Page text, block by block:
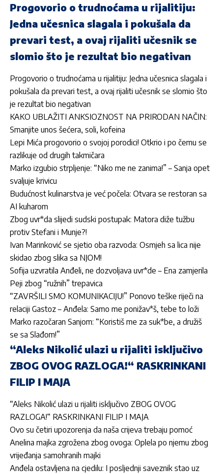
Progovorio o trudnoćama u rijalitiju:
Jedna učesnica slagala i pokušala da
prevari test, a ovaj rijaliti učesnik se
slomio što je rezultat bio negativan
Progovorio o trudnoćama u rijalitiju: Jedna učesnica slagala i
pokušala da prevari test, a ovaj rijaliti učesnik se slomio što
je rezultat bio negativan
KAKO UBLAŽITI ANKSIOZNOST NA PRIRODAN NAČIN:
Smanjite unos šećera, soli, kofeina
Lepi Mića progovorio o svojoj porodici! Otkrio i po čemu se
razlikuje od drugih takmičara
Marko izgubio strpljenje: “Niko me ne zanima!” – Sanja opet
svaljuje krivicu
Budućnost kulinarstva je već počela: Otvara se restoran sa
AI kuharom
Zbog uvr*da slijedi sudski postupak: Matora diže tužbu
protiv Stefani i Munje?!
Ivan Marinković se sjetio oba razvoda: Osmjeh sa lica nije
skidao zbog slika sa NJOM!
Sofija uzvratila Anđeli, ne dozvoljava uvr*de – Ena zamjerila
Peji zbog “ružnih” trepavica
“ZAVRŠILI SMO KOMUNIKACIJU!” Ponovo teške riječi na
relaciji Gastoz – Anđela: Samo me ponižav*š, tebe to loži
Marko razočaran Sanjom: “Koristiš me za suk*be, a družiš
se sa Slađom!”
“Aleks Nikolić ulazi u rijaliti isključivo
ZBOG OVOG RAZLOGA!“ RASKRINKANI
FILIP I MAJA
“Aleks Nikolić ulazi u rijaliti isključivo ZBOG OVOG
RAZLOGA!“ RASKRINKANI FILIP I MAJA
Ovo su četiri upozorenja da naša crijeva trebaju pomoć
Anelina majka zgrožena zbog ovoga: Oplela po njemu zbog
vrijeđanja samohranih majki
Anđela ostavljena na cjedilu: I posljednji saveznik stao uz